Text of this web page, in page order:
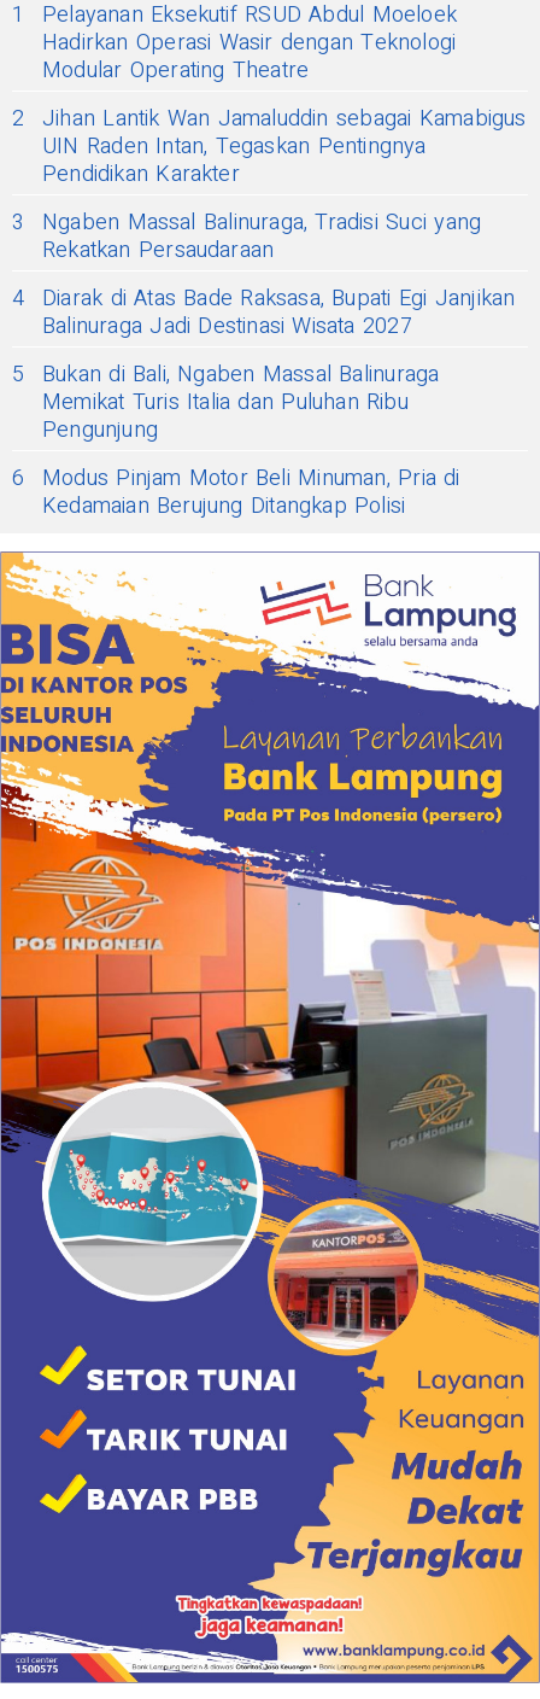
1
Pelayanan Eksekutif RSUD Abdul Moeloek
Hadirkan Operasi Wasir dengan Teknologi
Modular Operating Theatre
2 Jihan Lantik Wan Jamaluddin sebagai Kamabigus
UIN Raden Intan, Tegaskan Pentingnya
Pendidikan Karakter
3
Ngaben Massal Balinuraga, Tradisi Suci yang
Rekatkan Persaudaraan
4 Diarak di Atas Bade Raksasa, Bupati Egi Janjikan
Balinuraga Jadi Destinasi Wisata 2027
5
Bukan di Bali, Ngaben Massal Balinuraga
Memikat Turis Italia dan Puluhan Ribu
Pengunjung
6
Modus Pinjam Motor Beli Minuman, Pria di
Kedamaian Berujung Ditangkap Polisi